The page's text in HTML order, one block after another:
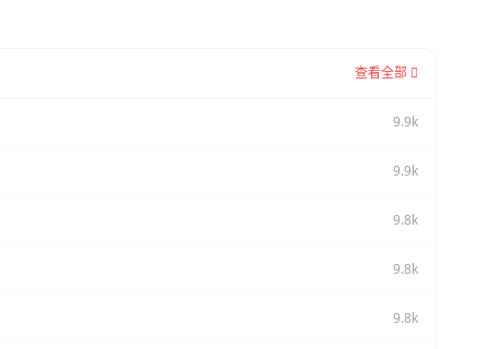
查看全部
9.9k
9.9k
9.8k
9.8k
9.8k